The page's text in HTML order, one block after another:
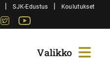
| SJK-Edustus | Koulutukset
Twitter